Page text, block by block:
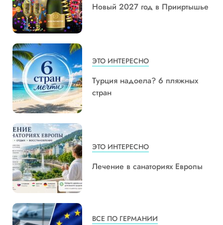
Новый 2027 год в Прииртышье
ЭТО ИНТЕРЕСНО
Турция надоела? 6 пляжных
стран
ЭТО ИНТЕРЕСНО
Лечение в санаториях Европы
ВСЕ ПО ГЕРМАНИИ